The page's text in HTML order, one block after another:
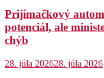
Prijímačkový
potenciál, ale
chýb
28. júla 202628. júla 2026